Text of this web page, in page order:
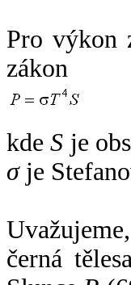
Pro výkon
zákon
kdeS je
σje
černá